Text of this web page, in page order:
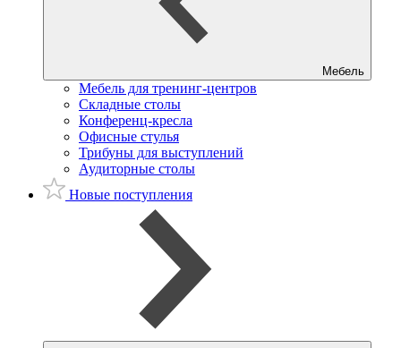
Мебель
Мебель для тренинг-центров
Складные столы
Конференц-кресла
Офисные стулья
Трибуны для выступлений
Аудиторные столы
Новые поступления